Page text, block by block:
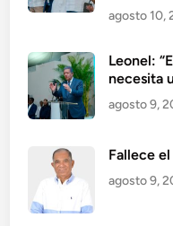
agosto 10,
Leonel:
necesita
agosto 9,
Fallece
agosto 9,